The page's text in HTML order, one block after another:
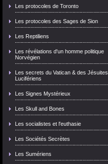
Les protocoles de Toronto
Les protocoles des Sages de Sion
Les Reptiliens
Les révélations d'un homme politique
Norvégien
Les secrets du Vatican & des Jésuites
Lucifériens
Les Signes Mystérieux
Les Skull and Bones
Les socialistes et l'euthasie
Les Sociétés Secrètes
Les Sumériens